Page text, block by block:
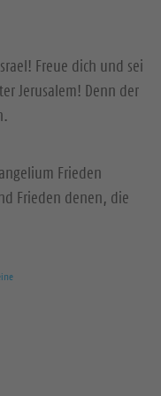
Freue dich und sei
Jerusalem! Denn der
Frieden
Frieden denen, die